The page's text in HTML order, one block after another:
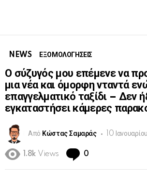
NEWS ΕΞΟΜΟΛΟΓΗΣΕΙΣ
Ο σύζυγός μου επέμενε να
μια νέα και όμορφη νταντά
επαγγελματικό ταξίδι – Δεν
εγκαταστήσει κάμερες
Από Κώστας Σαμαράς 10
1.8k Views 0